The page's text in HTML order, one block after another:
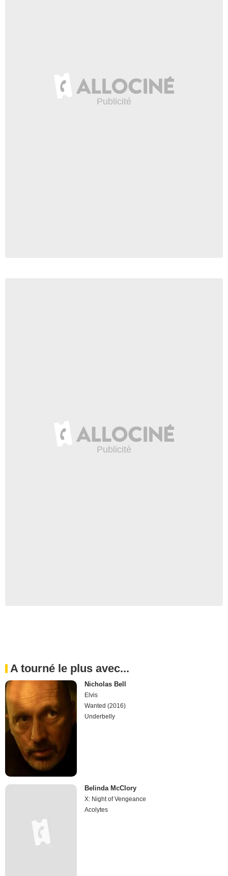
A tourné le plus avec...
Nicholas Bell
Elvis
Wanted (2016)
Underbelly
Belinda McClory
X: Night of Vengeance
Acolytes